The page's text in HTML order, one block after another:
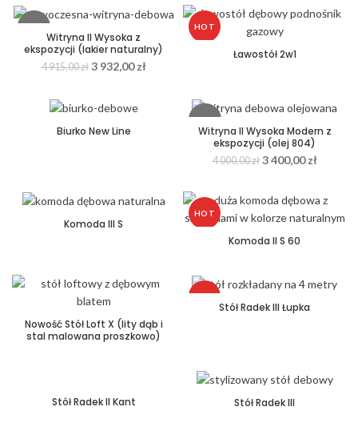
-20%
Witryna II Wysoka z
ekspozycji (lakier naturalny)
4 915,00zł 3 932,00zł
HOT
Ławostół 2w1
Biurko New Line
-15%
Witryna II Wysoka Modern z
ekspozycji (olej 804)
4 000,00zł 3 400,00zł
Komoda III S
HOT
Komoda II S 60
Nowość Stół Loft X (lity dąb i
stal malowana proszkowo)
HOT
Stół Radek III Łupka
Stół Radek II Kant Stół Radek III